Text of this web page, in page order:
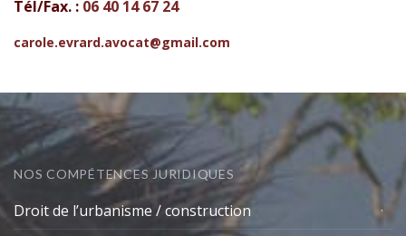
Tél/Fax. : 06 40 14 67 24
carole.evrard.avocat@gmail.com
NOS COMPÉTENCES JURIDIQUES
Droit de l’urbanisme / construction